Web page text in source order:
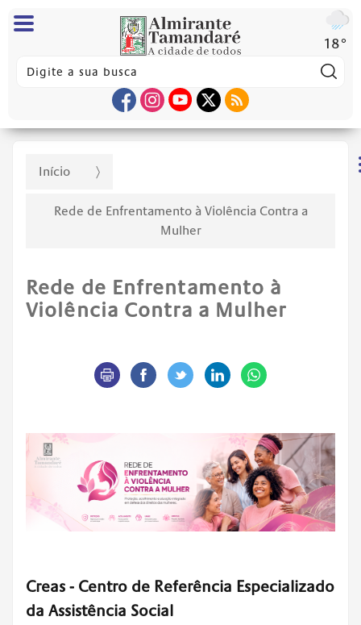
18°
Início
Rede de Enfrentamento à Violência Contra a
Mulher
Rede de Enfrentamento à
Violência Contra a Mulher
Creas - Centro de Referência Especializado
da Assistência Social